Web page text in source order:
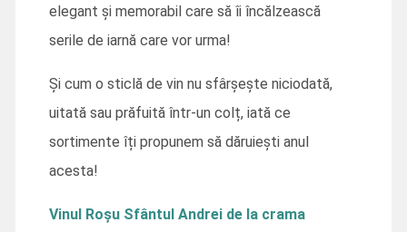
elegant și memorabil care să îi încălzească
serile de iarnă care vor urma!
Și cum o sticlă de vin nu sfârșește niciodată,
uitată sau prăfuită într-un colț, iată ce
sortimente îți propunem să dăruiești anul
acesta!
Vinul Roșu Sfântul Andrei de la crama